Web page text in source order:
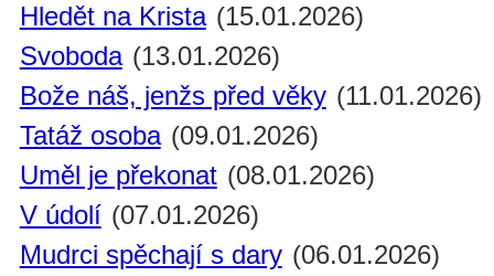
Hledět na Krista (15.01.2026)
Svoboda (13.01.2026)
Bože náš, jenžs před věky (11.01.2026)
Tatáž osoba (09.01.2026)
Uměl je překonat (08.01.2026)
V údolí (07.01.2026)
Mudrci spěchají s dary (06.01.2026)